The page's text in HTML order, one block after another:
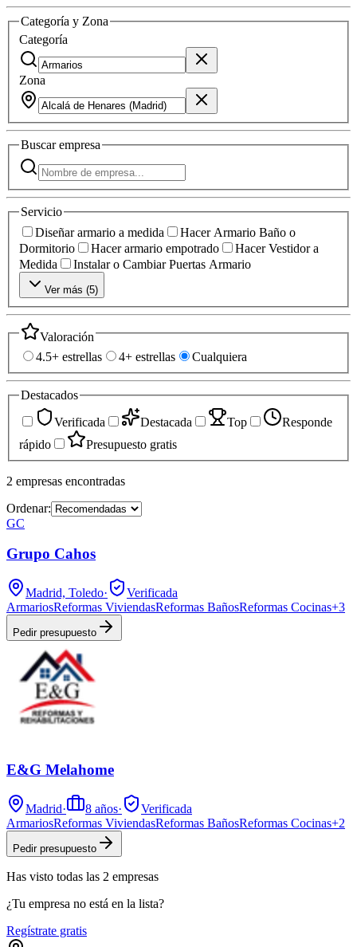
Categoría y Zona
Categoría
Zona
Buscarempresa
Servicio
Diseñar armario a medida
Hacer Armario Baño o
Dormitorio
Hacer armario empotrado
Hacer Vestidor a
Medida
Instalar o Cambiar Puertas Armario
Ver más (5)
Valoración
4.5+ estrellas
4+ estrellas Cualquiera
Destacados
Verificada
Destacada Top
Responde
rápido
Presupuesto gratis
2 empresas encontradas
Ordenar:
GC
Grupo Cahos
Madrid, Toledo·
Verificada
ArmariosReformas ViviendasReformas BañosReformas Cocinas+3
Pedir presupuesto
E&G Melahome
Madrid· 8 años·
Verificada
ArmariosReformas ViviendasReformas BañosReformas Cocinas+2
Pedir presupuesto
Has visto todas las 2 empresas
¿Tu empresa no está en la lista?
Regístrate gratis